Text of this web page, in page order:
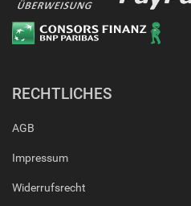
RECHTLICHES
AGB
Impressum
Widerrufsrecht